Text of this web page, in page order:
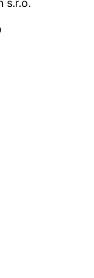
s.r.o.